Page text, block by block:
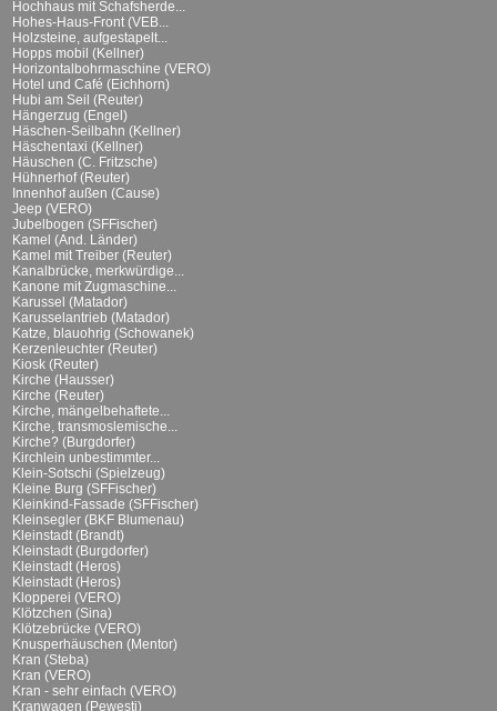
Hochhaus mit Schafsherde...
Hohes-Haus-Front (VEB...
Holzsteine, aufgestapelt...
Hopps mobil (Kellner)
Horizontalbohrmaschine (VERO)
Hotel und Café (Eichhorn)
Hubi am Seil (Reuter)
Hängerzug (Engel)
Häschen-Seilbahn (Kellner)
Häschentaxi (Kellner)
Häuschen (C. Fritzsche)
Hühnerhof (Reuter)
Innenhof außen (Cause)
Jeep (VERO)
Jubelbogen (SFFischer)
Kamel (And. Länder)
Kamel mit Treiber (Reuter)
Kanalbrücke, merkwürdige...
Kanone mit Zugmaschine...
Karussel (Matador)
Karusselantrieb (Matador)
Katze, blauohrig (Schowanek)
Kerzenleuchter (Reuter)
Kiosk (Reuter)
Kirche (Hausser)
Kirche (Reuter)
Kirche, mängelbehaftete...
Kirche, transmoslemische...
Kirche? (Burgdorfer)
Kirchlein unbestimmter...
Klein-Sotschi (Spielzeug)
Kleine Burg (SFFischer)
Kleinkind-Fassade (SFFischer)
Kleinsegler (BKF Blumenau)
Kleinstadt (Brandt)
Kleinstadt (Burgdorfer)
Kleinstadt (Heros)
Kleinstadt (Heros)
Klopperei (VERO)
Klötzchen (Sina)
Klötzebrücke (VERO)
Knusperhäuschen (Mentor)
Kran (Steba)
Kran (VERO)
Kran - sehr einfach (VERO)
Kranwagen (Pewesti)